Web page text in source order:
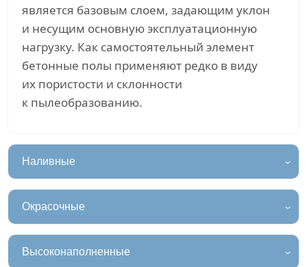
является базовым слоем, задающим уклон
и несущим основную эксплуатационную
нагрузку. Как самостоятельный элемент
бетонные полы применяют редко в виду
их пористости и склонности
к пылеобразованию.
Наливные
Окрасочные
Высоконаполненные